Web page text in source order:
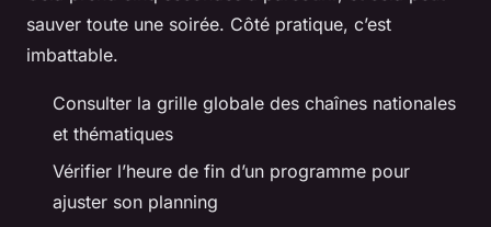
sauver toute une soirée. Côté pratique, c’est
imbattable.
Consulter la grille globale des chaînes nationales
et thématiques
Vérifier l’heure de fin d’un programme pour
ajuster son planning